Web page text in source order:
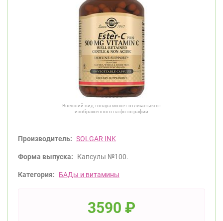
Внешний вид товара может отличаться от
изображённого на фотографии
Производитель: SOLGAR INK
Форма выпуска: Капсулы №100.
Категория: БАДы и витамины
3590 ₽